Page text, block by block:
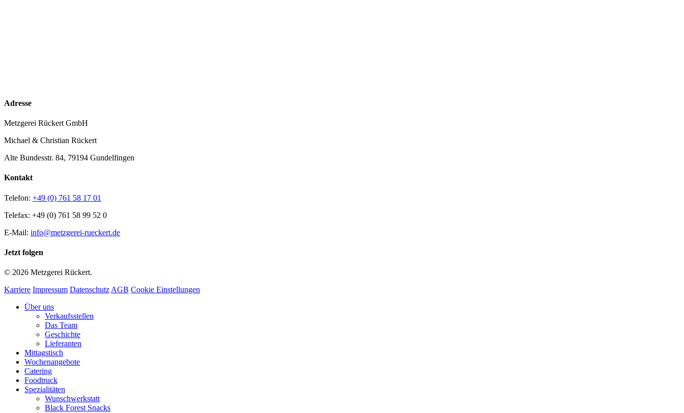
Adresse
Metzgerei Rückert GmbH
Michael & Christian Rückert
Alte Bundesstr. 84, 79194 Gundelfingen
Kontakt
Telefon: +49 (0) 761 58 17 01
Telefax: +49 (0) 761 58 99 52 0
E-Mail: info@metzgerei-rueckert.de
Jetzt folgen
© 2026 Metzgerei Rückert.
Karriere Impressum Datenschutz AGB Cookie Einstellungen
Close
Über uns
Verkaufsstellen
Das Team
Geschichte
Lieferanten
Mittagstisch
Wochenangebote
Catering
Foodtruck
Spezialitäten
Wunschwerkstatt
Black Forest Snacks